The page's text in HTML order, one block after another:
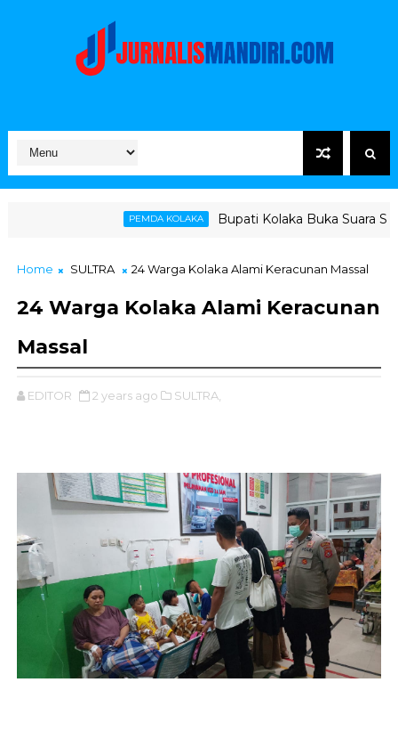
Bupati Kolaka Buka Suara Soal Ketegangan
Home SULTRA 24 Warga Kolaka Alami Keracunan Massal
24 Warga Kolaka Alami Keracunan
Massal
EDITOR 2 years ago SULTRA,